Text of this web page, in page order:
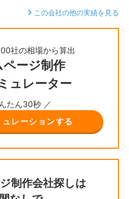
この会社の他の実績を見る
社の相場から算出
ージ制作
ュレーター
たん30秒 ／
レーションする
制作会社探しは